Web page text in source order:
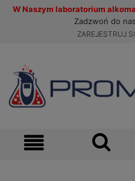
W Naszym laboratorium
Zadzwoń do nas
ZAREJESTRUJ